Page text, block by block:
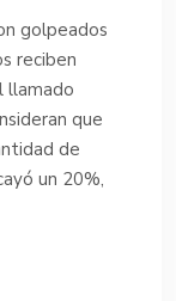
golpeados
reciben
llamado
que
de
un 20%,